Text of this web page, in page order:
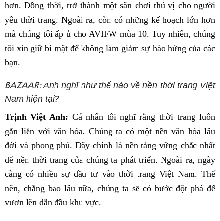
hơn. Đồng thời, trở thành một sân chơi thú vị cho người
yêu thời trang. Ngoài ra, còn có những kế hoạch lớn hơn
mà chúng tôi ấp ủ cho AVIFW mùa 10. Tuy nhiên, chúng
tôi xin giữ bí mật để không làm giảm sự hào hứng của các
bạn.
BAZAAR:Anh nghĩ như thế nào về nền thời trang Việt
Nam hiện tại?
Trịnh Việt Anh: Cá nhân tôi nghĩ rằng thời trang luôn
gắn liền với văn hóa. Chúng ta có một nền văn hóa lâu
đời và phong phú. Đây chính là nền tảng vững chắc nhất
để nền thời trang của chúng ta phát triển. Ngoài ra, ngày
càng có nhiều sự đầu tư vào thời trang Việt Nam. Thế
nên, chẳng bao lâu nữa, chúng ta sẽ có bước đột phá để
vươn lên dẫn đầu khu vực.